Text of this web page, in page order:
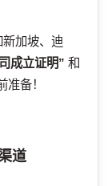
加坡、迪
成立证明” 和
准备！
道